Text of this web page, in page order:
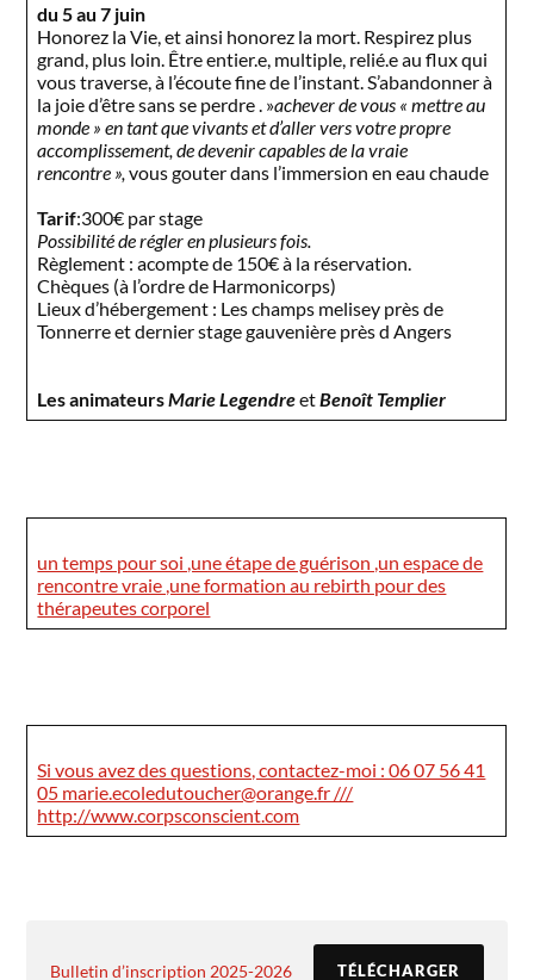
du 5 au 7 juin
Honorez la Vie, et ainsi honorez la mort. Respirez plus
grand, plus loin. Être entier.e, multiple, relié.e au flux qui
vous traverse, à l’écoute fine de l’instant. S’abandonner à
la joie d’être sans se perdre . »achever de vous « mettre au
monde » en tant que vivants et d’aller vers votre propre
accomplissement, de devenir capables de la vraie
rencontre »,vous gouter dans l’immersion en eau chaude
Tarif:300€ par stage
Possibilité de régler en plusieurs fois.
Règlement : acompte de 150€ à la réservation.
Chèques (à l’ordre de Harmonicorps)
Lieux d’hébergement : Les champs melisey près de
Tonnerre et dernier stage gauvenière près d Angers
Les animateursMarie LegendreetBenoît Templier
un temps pour soi ,une étape de guérison ,un espace de
rencontre vraie ,une formation au rebirth pour des
thérapeutes corporel
Si vous avez des questions, contactez-moi : 06 07 56 41
05 marie.ecoledutoucher@orange.fr ///
http://www.corpsconscient.com
Bulletin d’inscription 2025-2026 TÉLÉCHARGER